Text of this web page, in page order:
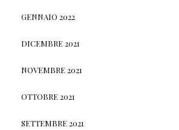
GENNAIO 2022
DICEMBRE 2021
NOVEMBRE 2021
OTTOBRE 2021
SETTEMBRE 2021